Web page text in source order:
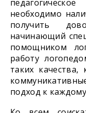
необходимо
получить
начинающий
помощником
работу
таких
подход к